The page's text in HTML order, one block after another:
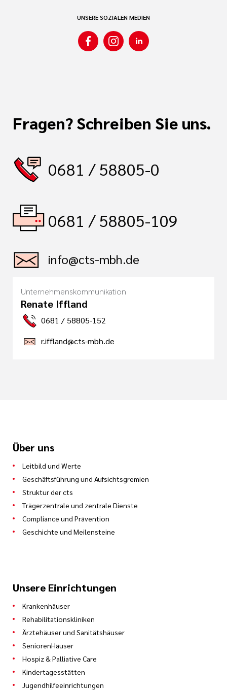
UNSERE SOZIALEN MEDIEN
Fragen? Schreiben Sie uns.
0681 / 58805-0
0681 / 58805-109
info@cts-mbh.de
Unternehmenskommunikation
Renate Iffland
0681 / 58805-152
r.iffland@cts-mbh.de
Über uns
Leitbild und Werte
Geschäftsführung und Aufsichtsgremien
Struktur der cts
Trägerzentrale und zentrale Dienste
Compliance und Prävention
Geschichte und Meilensteine
Unsere Einrichtungen
Krankenhäuser
Rehabilitationskliniken
Ärztehäuser und Sanitätshäuser
SeniorenHäuser
Hospiz & Palliative Care
Kindertagesstätten
Jugendhilfeeinrichtungen